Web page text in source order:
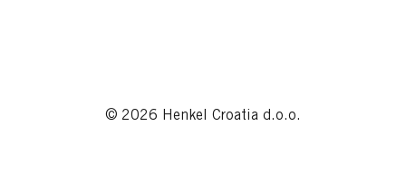
© 2026 Henkel Croatia d.o.o.